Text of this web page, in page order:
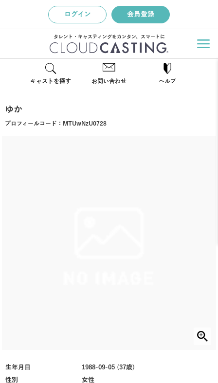
ログイン 会員登録
タレント・キャスティングをカンタン、スマートに
キャストを探す お問い合わせ ヘルプ
ゆか
プロフィールコード： MTUwNzU0728
生年月日
1988-09-05 (37歳)
性別
女性